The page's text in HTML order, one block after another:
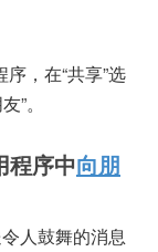
，在“共享”选
”。
序中向朋
人鼓舞的消息